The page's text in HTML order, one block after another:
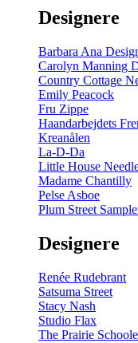
Designere
Barbara Ana
Carolyn Manning
Country Cottage
Emily Peacock
Fru Zippe
Haandarbejdets
Kreanålen
La-D-Da
Little House
Madame Chantilly
Pelse Asboe
Plum Street
Designere
Renée Rudebrant
Satsuma Street
Stacy Nash
Studio Flax
The Prairie